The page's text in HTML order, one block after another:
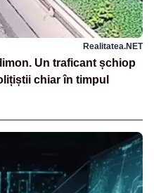
Realitatea.NET
Un traficant șchiop
chiar în timpul